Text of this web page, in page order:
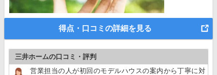
得点・口コミの詳細を見る
三井ホームの口コミ・評判
営業担当の人が初回のモデルハウスの案内から丁寧に対